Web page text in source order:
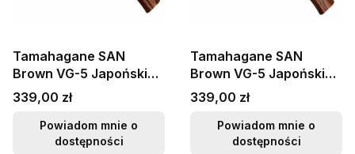
Tamahagane SAN
Brown VG-5 Japoński
Nóż Uniwersalny 12cm
Cena
339,00 zł
Powiadom mnie o
dostępności
Tamahagane SAN
Brown VG-5 Japoński
Nóż Do Obierania 9cm
Cena
339,00 zł
Powiadom mnie o
dostępności